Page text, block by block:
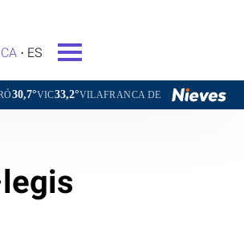
CA ES
VILAFRANCA DEL PENEDÈS30,2° VILANOVA I LA